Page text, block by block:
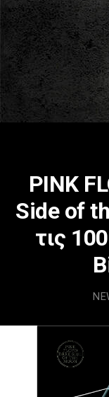
PINK
Side of
τις